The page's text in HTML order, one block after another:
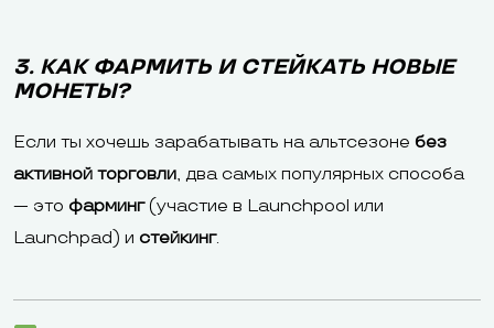
3. КАК ФАРМИТЬ И СТЕЙКАТЬ НОВЫЕ
МОНЕТЫ?
Если ты хочешь зарабатывать на альтсезоне без
активной торговли, два самых популярных способа
— это фарминг(участие в Launchpool или
Launchpad) и стейкинг.